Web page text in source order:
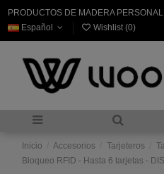
PRODUCTOS DE MADERA
Español
Wishlist (0)
Inicio Accesorios Tarjeteros
Bloqueo RFID - Hasta 6 tarjetas -